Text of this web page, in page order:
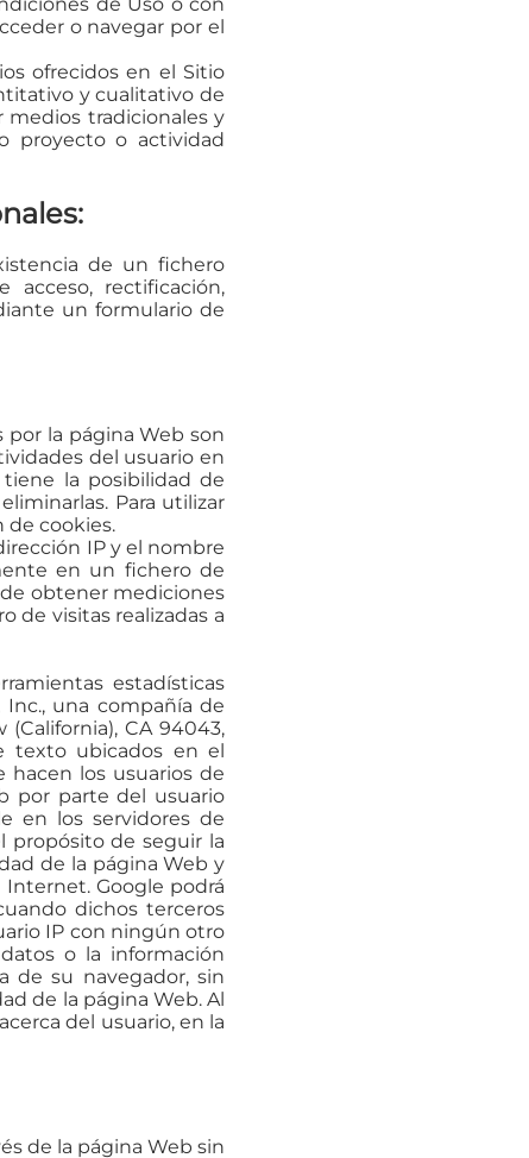
o navegar por el
ofrecidos en el Sitio
y cualitativo de
medios tradicionales y
proyecto o actividad
de un fichero
acceso, rectificación,
un formulario de
por la página Web son
del usuario en
la posibilidad de
Para utilizar
de cookies.
IP y el nombre
en un fichero de
obtener mediciones
de visitas realizadas a
estadísticas
una compañía de
CA 94043,
texto ubicados en el
hacen los usuarios de
por parte del usuario
en los servidores de
propósito de seguir la
de la página Web y
Google podrá
dichos terceros
IP con ningún otro
o la información
de su navegador, sin
de la página Web. Al
del usuario, en la
de la página Web sin